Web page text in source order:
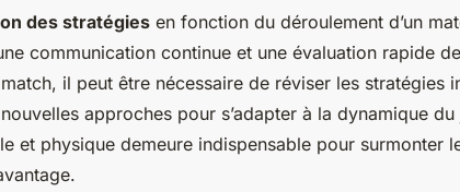
des stratégies en fonction du déroulement d’un
communication continue et une évaluation rapide
il peut être nécessaire de réviser les stratégies
approches pour s’adapter à la dynamique
et physique demeure indispensable pour surmonter